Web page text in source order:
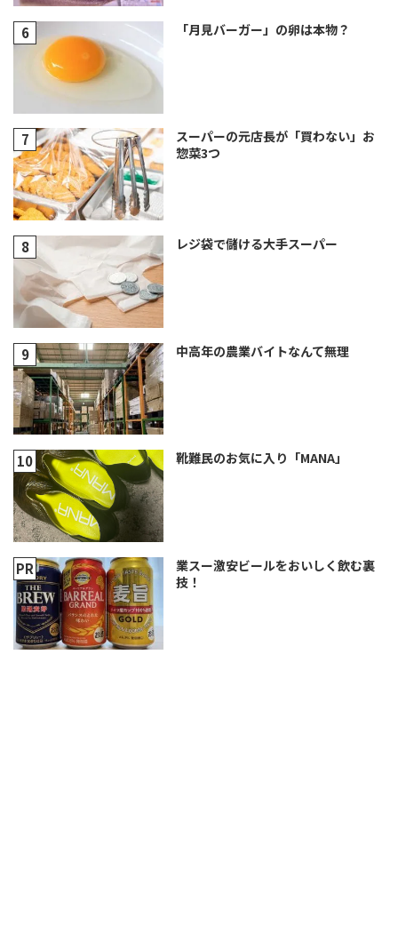
「月見バーガー」の卵は本物？
スーパーの元店長が「買わない」お
惣菜3つ
レジ袋で儲ける大手スーパー
中高年の農業バイトなんて無理
靴難民のお気に入り「MANA」
業スー激安ビールをおいしく飲む裏
技！